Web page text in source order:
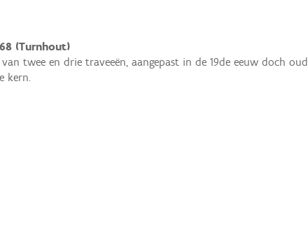
(Turnhout)
van twee en drie traveeën, aangepast in de 19de eeuw doch
kern.